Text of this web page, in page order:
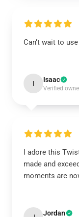
Can’t wait to
I Isaac
Verified
I adore this
made and
moments are
Jordan